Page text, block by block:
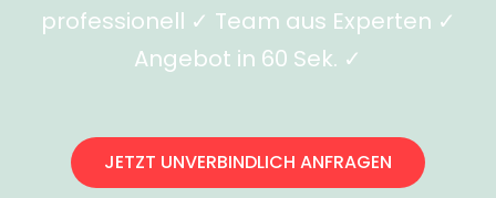
professionell ✓ Team aus Experten ✓
Angebot in 60 Sek. ✓
JETZT UNVERBINDLICH ANFRAGEN